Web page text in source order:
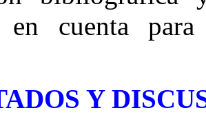
en cuenta
Y